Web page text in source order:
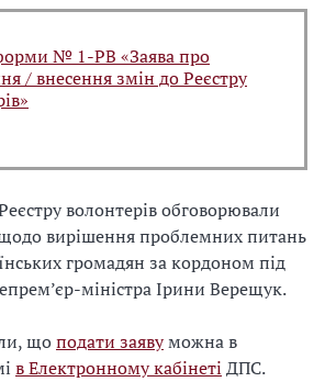
№ 1-РВ «Заява про
/ внесення змін до Реєстру
волонтерів обговорювали
вирішення проблемних питань
громадян за кордоном під
міністра Ірини Верещук.
щоподати заявуможна в
в Електронному кабінеті ДПС.